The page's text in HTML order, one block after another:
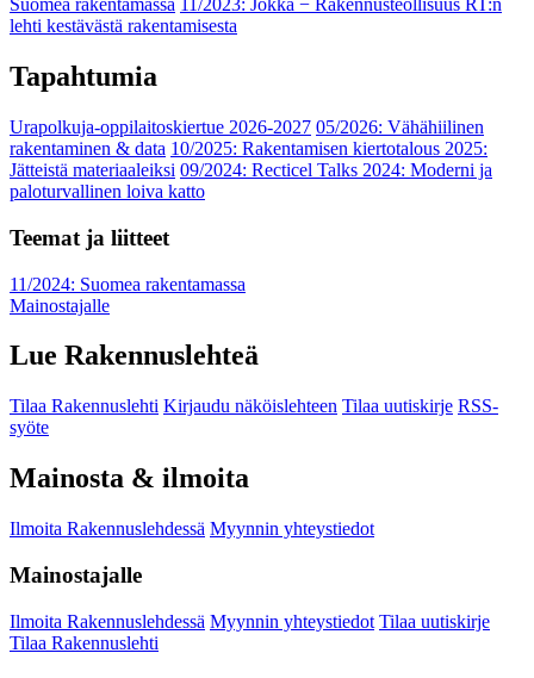
Suomea rakentamassa
11/2023: Jokka − Rakennusteollisuus RT:n
lehti kestävästä rakentamisesta
Tapahtumia
Urapolkuja-oppilaitoskiertue 2026-2027 05/2026: Vähähiilinen
rakentaminen & data 10/2025: Rakentamisen kiertotalous 2025:
Jätteistä materiaaleiksi 09/2024: Recticel Talks 2024: Moderni ja
paloturvallinen loiva katto
Teemat ja liitteet
11/2024: Suomea rakentamassa
Mainostajalle
Lue Rakennuslehteä
Tilaa Rakennuslehti Kirjaudu näköislehteen Tilaa uutiskirje RSS-
syöte
Mainosta & ilmoita
Ilmoita Rakennuslehdessä Myynnin yhteystiedot
Mainostajalle
Ilmoita Rakennuslehdessä Myynnin yhteystiedot Tilaa uutiskirje
Tilaa Rakennuslehti